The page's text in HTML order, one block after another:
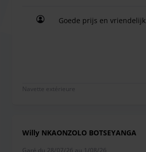
Goede prijs en vriendelijk
Navette extérieure
Willy NKAONZOLO BOTSEYANGA
Garé du 28/07/26 au 1/08/26